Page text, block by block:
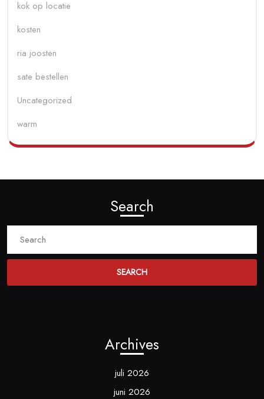
kok op locatie
kosten
ria joosten
sate bestellen
Uncategorized
warm
Search
Archives
juli 2026
juni 2026